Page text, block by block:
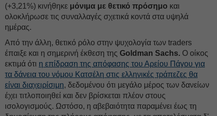
(+3,21%) κινήθηκε μόνιμα με θετικό πρόσημο και
ολοκλήρωσε τις συναλλαγές σχετικά κοντά στα υψηλά
ημέρας.
Από την άλλη, θετικό ρόλο στην ψυχολογία των traders
έπαιξε και η σημερινή έκθεση της Goldman Sachs. Ο οίκος
εκτιμά ότι η επίδραση της απόφασης του Αρείου Πάγου για
τα δάνεια του νόμου Κατσέλη στις ελληνικές τράπεζες θα
είναι διαχειρίσιμη, δεδομένου ότι μεγάλο μέρος των δανείων
έχει τιτλοποιηθεί και δεν βρίσκεται πλέον στους
ισολογισμούς. Ωστόσο, η αβεβαιότητα παραμένει έως τη